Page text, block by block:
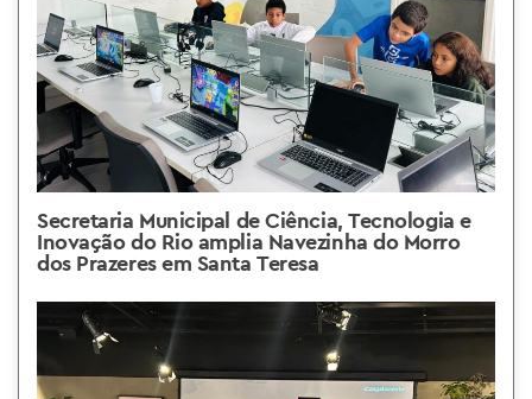
Secretaria Municipal de Ciência, Tecnologia e
Inovação do Rio amplia Navezinha do Morro
dos Prazeres em Santa Teresa